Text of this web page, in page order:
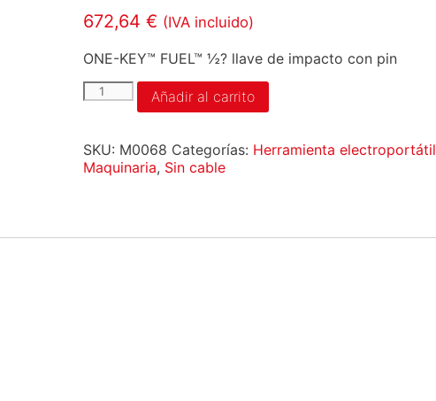
672,64€ (IVA incluido)
ONE-KEY™ FUEL™ ½? llave de impacto con pin
Milwaukee
M18ONEIWP12-
cantidad
Añadir al carrito
SKU: M0068 Categorías: Herramienta electroportátil
Maquinaria, Sin cable